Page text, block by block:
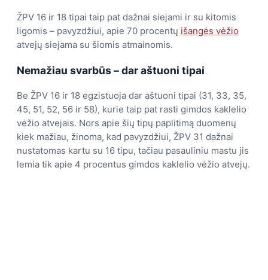
ŽPV 16 ir 18 tipai taip pat dažnai siejami ir su kitomis
ligomis – pavyzdžiui, apie 70 procentų išangės vėžio
atvejų siejama su šiomis atmainomis.
Nemažiau svarbūs – dar aštuoni tipai
Be ŽPV 16 ir 18 egzistuoja dar aštuoni tipai (31, 33, 35,
45, 51, 52, 56 ir 58), kurie taip pat rasti gimdos kaklelio
vėžio atvejais. Nors apie šių tipų paplitimą duomenų
kiek mažiau, žinoma, kad pavyzdžiui, ŽPV 31 dažnai
nustatomas kartu su 16 tipu, tačiau pasauliniu mastu jis
lemia tik apie 4 procentus gimdos kaklelio vėžio atvejų.